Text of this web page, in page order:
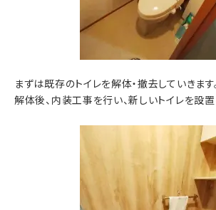
まずは既存のトイレを解体・撤去していきます
解体後、内装工事を行い、新しいトイレを設置